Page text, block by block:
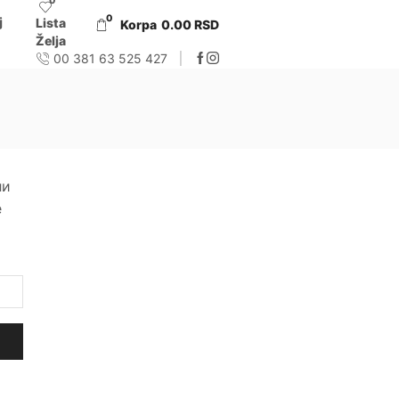
Lista
Želja
0 Korpa 0.00RSD
00 381 63 525 427